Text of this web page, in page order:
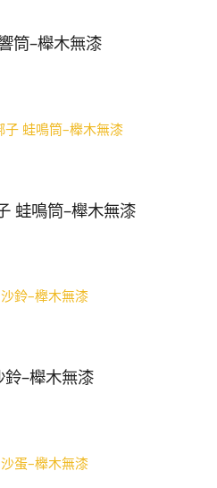
筒–櫸木無漆
蛙鳴筒–櫸木無漆
鈴–櫸木無漆